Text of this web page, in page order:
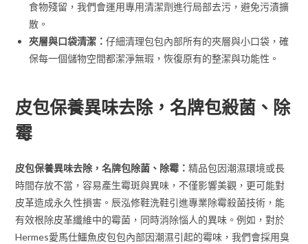
食物殘留，我們會運用專用清潔劑進行局部去污，避免污漬擴
散。
夾層與口袋清潔：仔細清理包包內部所有的夾層與小口袋，確
保每一個儲物空間都潔淨無瑕，恢復原有的整潔與功能性。
皮包保養異味去除，名牌包殺菌、除
霉
皮包保養異味去除，名牌包除菌、除霉：精品包因潮濕環境或長
時間存放不當，容易產生霉斑與異味，不僅影響美觀，更可能對
皮革造成永久性損害。辰泓修鞋洗鞋引進專業除霉殺菌技術，能
有效根除皮革纖維中的霉菌，同時消除惱人的異味。例如，對於
Hermes愛馬仕鱷魚皮包包內部因潮濕引起的霉味，我們會採用臭